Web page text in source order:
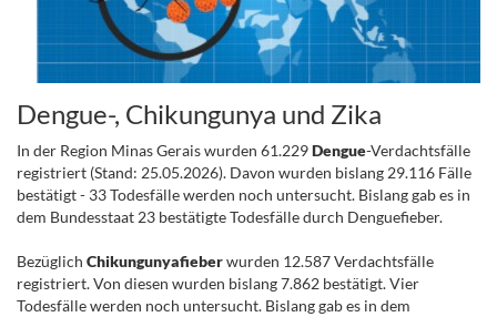
Dengue-, Chikungunya und Zika
In der Region Minas Gerais wurden 61.229Dengue-Verdachtsfälle
registriert (Stand: 25.05.2026). Davon wurden bislang 29.116 Fälle
bestätigt - 33 Todesfälle werden noch untersucht. Bislang gab es in
dem Bundesstaat 23 bestätigte Todesfälle durch Denguefieber.
Bezüglich Chikungunyafieberwurden 12.587 Verdachtsfälle
registriert. Von diesen wurden bislang 7.862 bestätigt. Vier
Todesfälle werden noch untersucht. Bislang gab es in dem